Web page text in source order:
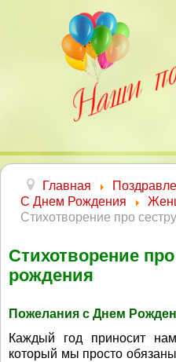
Главная
С Днем Рождения
Стихотворение про
Стихотворение
рождения
Пожелания с Днем
Каждый год приносит
который мы просто